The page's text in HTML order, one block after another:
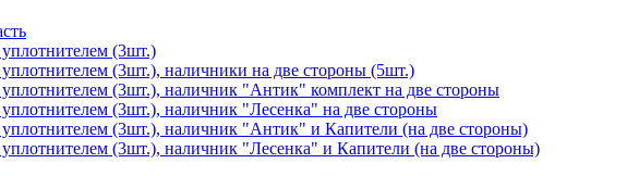
(3шт.)
(3шт.), наличники на две стороны (5шт.)
(3шт.), наличник "Антик" комплект на две стороны
(3шт.), наличник "Лесенка" на две стороны
(3шт.), наличник "Антик" и Капители (на две стороны)
(3шт.), наличник "Лесенка" и Капители (на две стороны)